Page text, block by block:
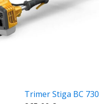
Trimer Stiga BC 730